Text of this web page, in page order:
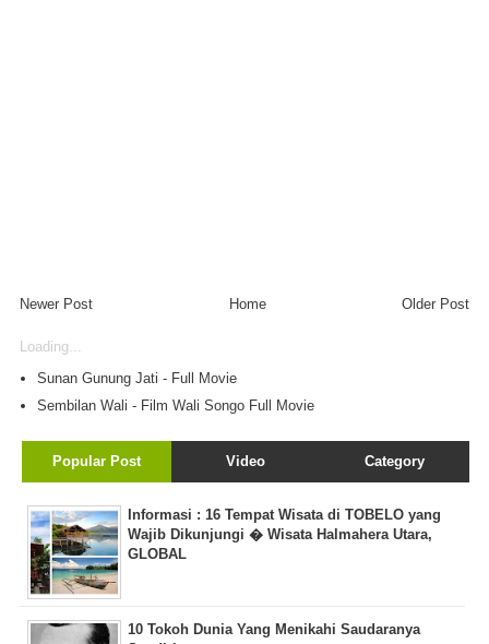
Newer Post Older Post
Home
Loading...
Sunan Gunung Jati - Full Movie
Sembilan Wali - Film Wali Songo Full Movie
Popular Post Video Category
Informasi : 16 Tempat Wisata di TOBELO yang
Wajib Dikunjungi � Wisata Halmahera Utara,
GLOBAL
10 Tokoh Dunia Yang Menikahi Saudaranya